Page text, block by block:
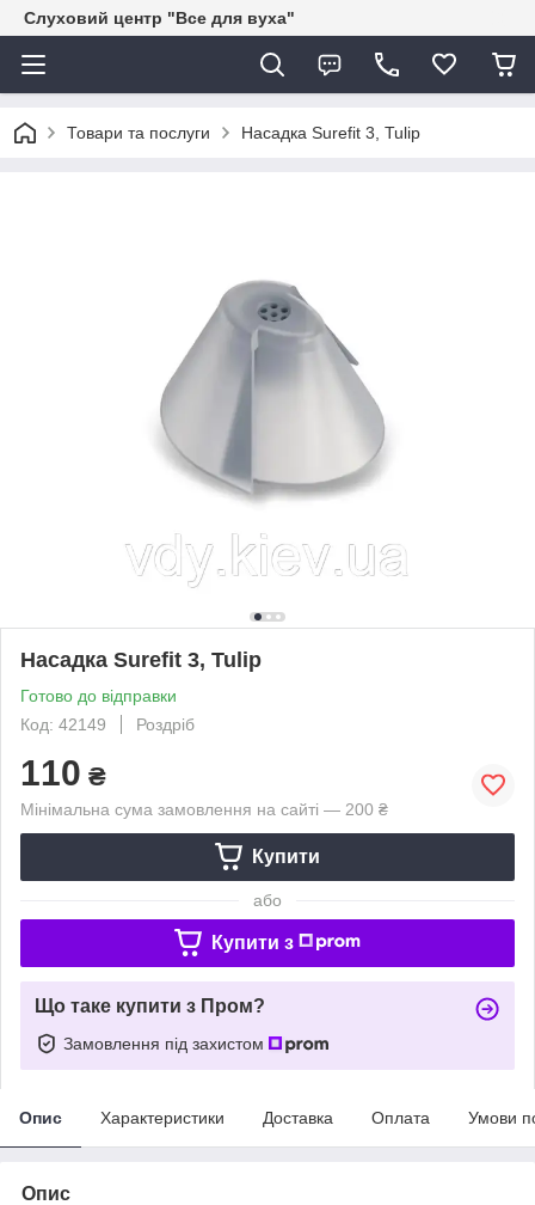
Слуховий центр "Все для вуха"
Товари та послуги Насадка Surefit 3, Tulip
Насадка Surefit 3, Tulip
Готово до відправки
Код: 42149
Роздріб
110 ₴
Мінімальна сума замовлення на сайті — 200 ₴
Купити
або
Купити з
Що таке купити з Пром?
Замовлення під захистом
Опис Характеристики Доставка Оплата Умови
Опис